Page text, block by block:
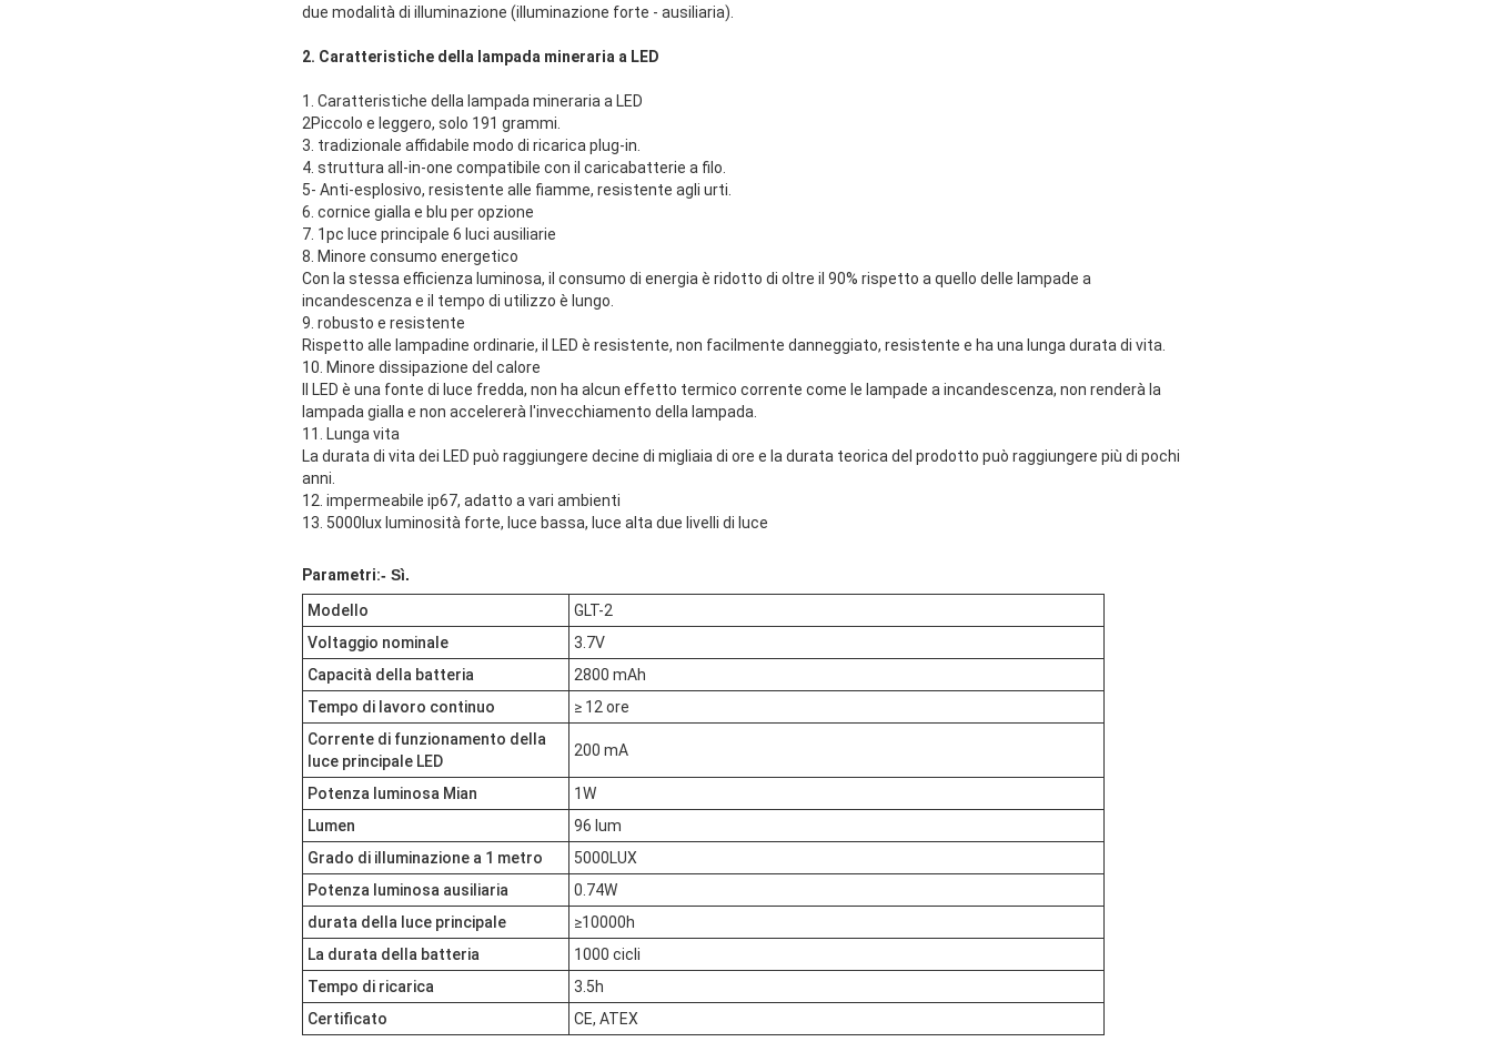
due modalità di illuminazione (illuminazione forte - ausiliaria).
2. Caratteristiche della lampada mineraria a LED
1. Caratteristiche della lampada mineraria a LED
2Piccolo e leggero, solo 191 grammi.
3. tradizionale affidabile modo di ricarica plug-in.
4. struttura all-in-one compatibile con il caricabatterie a filo.
5- Anti-esplosivo, resistente alle fiamme, resistente agli urti.
6. cornice gialla e blu per opzione
7. 1pc luce principale 6 luci ausiliarie
8. Minore consumo energetico
Con la stessa efficienza luminosa, il consumo di energia è ridotto di oltre il 90% rispetto a quello delle lampade a
incandescenza e il tempo di utilizzo è lungo.
9. robusto e resistente
Rispetto alle lampadine ordinarie, il LED è resistente, non facilmente danneggiato, resistente e ha una lunga durata di vita.
10. Minore dissipazione del calore
Il LED è una fonte di luce fredda, non ha alcun effetto termico corrente come le lampade a incandescenza, non renderà la
lampada gialla e non accelererà l'invecchiamento della lampada.
11. Lunga vita
La durata di vita dei LED può raggiungere decine di migliaia di ore e la durata teorica del prodotto può raggiungere più di pochi
anni.
12. impermeabile ip67, adatto a vari ambienti
13. 5000lux luminosità forte, luce bassa, luce alta due livelli di luce
Parametri:- Sì.
Modello
GLT-2
Voltaggio nominale
3.7V
Capacità della batteria
2800 mAh
Tempo di lavoro continuo
≥ 12 ore
Corrente di funzionamento della
luce principale LED
200 mA
Potenza luminosa Mian
1W
Lumen
96 lum
Grado di illuminazione a 1 metro
5000LUX
Potenza luminosa ausiliaria
0.74W
durata della luce principale
≥10000h
La durata della batteria
1000 cicli
Tempo di ricarica
3.5h
Certificato
CE, ATEX